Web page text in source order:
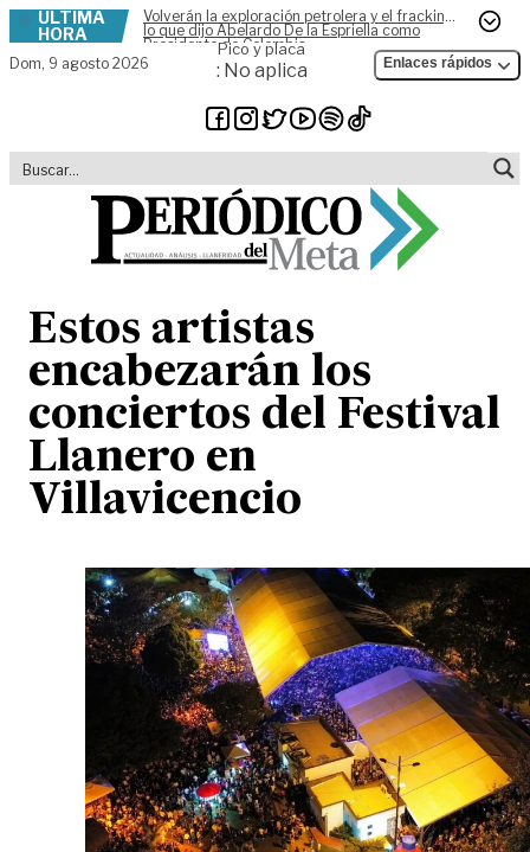
Skip to content
ÚLTIMA
HORA
Volverán la exploración petrolera y el fracking,
lo que dijo Abelardo De la Espriella como
Presidente de Colombia
Dom, 9 agosto 2026
Pico y placa
: No aplica Enlaces rápidos
Estos artistas
encabezarán los
conciertos del Festival
Llanero en
Villavicencio